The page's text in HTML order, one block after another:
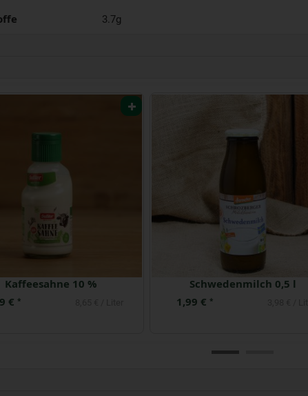
3.7g
Kaffeesahne 10 %
€ *
Schwedenmilch 0,5 l
1,99 € *